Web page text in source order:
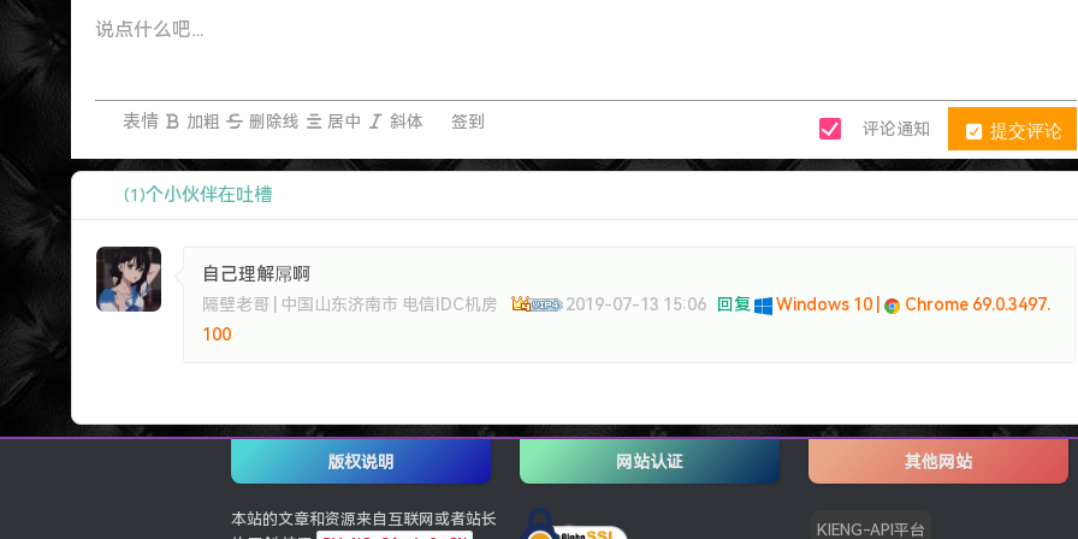
提交评论
评论通知
表情 加粗 删除线 居中 斜体 签到
(1)个小伙伴在吐槽
自己理解屌啊
隔壁老哥 | 中国山东济南市 电信IDC机房 2019-07-13 15:06 回复 Windows 10 |
Chrome 69.0.3497.
100
版权说明
本站的文章和资源来自互联网或者站长
网站认证 其他网站
KIENG-API平台